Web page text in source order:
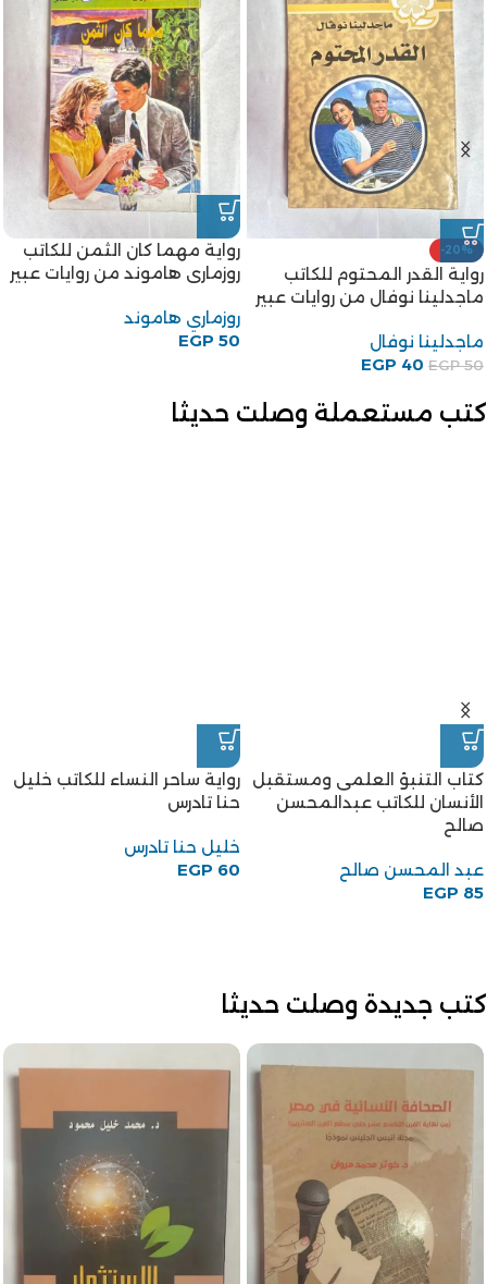
-20%
رواية القدر المحتوم للكاتب
ماجدلينا نوفال من روايات عبير
ماجدلينا نوفال
EGP50
EGP 40
رواية مهما كان الثمن للكاتب
روزمارى هاموند من روايات عبير
روزماري هاموند
EGP 50
كتب مستعملة وصلت حديثا
كتاب التنبؤ العلمى ومستقبل
الأنسان للكاتب عبدالمحسن
صالح
عبد المحسن صالح
EGP 85
رواية ساحر النساء للكاتب خليل
حنا تادرس
خليل حنا تادرس
EGP 60
كتب جديدة وصلت حديثا